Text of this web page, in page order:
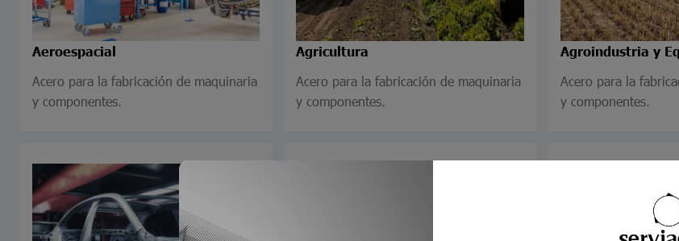
Aeroespacial
Acero para la fabricación de maquinaria
y componentes.
Agricultura
Acero para la fabricación de maquinaria
y componentes.
Agroindustria y
Acero para la
y componentes.